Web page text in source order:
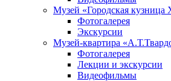
Музей «Городская кузница
Фотогалерея
Экскурсии
Музей-квартира
Фотогалерея
Лекции и экскурсии
Видеофильмы